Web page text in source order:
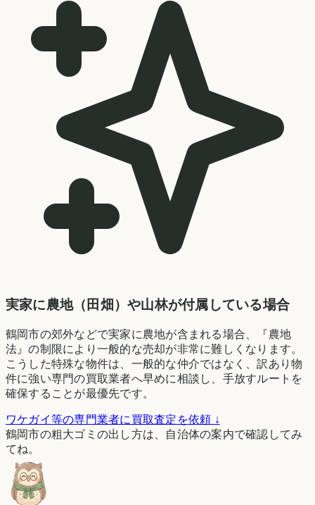
実家に農地（田畑）や山林が付属している場合
鶴岡市の郊外などで実家に農地が含まれる場合、『農地
法』の制限により一般的な売却が非常に難しくなります。
こうした特殊な物件は、一般的な仲介ではなく、訳あり物
件に強い専門の買取業者へ早めに相談し、手放すルートを
確保することが最優先です。
ワケガイ等の専門業者に買取査定を依頼 ↓
鶴岡市の粗大ゴミの出し方は、自治体の案内で確認してみ
てね。